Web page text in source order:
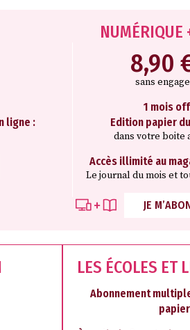
ligne :
NUMÉRIQUE
8,90
sans
1 mois
Edition papier
dans votre boite
Accès illimité au
Le journal du mois et
JE
LES ÉCOLES ET
Abonnement
papier